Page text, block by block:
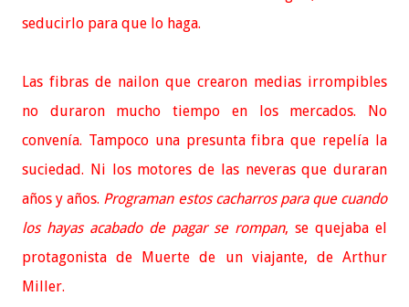
seducirlo para que lo haga.
Las fibras de nailon que crearon medias irrompibles
no duraron mucho tiempo en los mercados. No
convenía. Tampoco una presunta fibra que repelía la
suciedad. Ni los motores de las neveras que duraran
años y años. Programan estos cacharros para que cuando
los hayas acabado de pagar se rompan, se quejaba el
protagonista de Muerte de un viajante, de Arthur
Miller.